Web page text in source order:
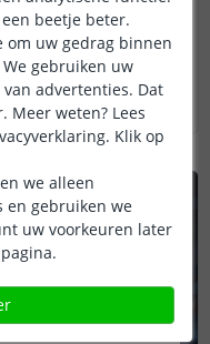
artikel laten we
uw ledstrip kiest,
maximale
beetje beter.
om uw gedrag binnen
gebruiken uw
advertenties. Dat
Meer weten? Lees
Klik op
we alleen
en gebruiken we
uw voorkeuren later